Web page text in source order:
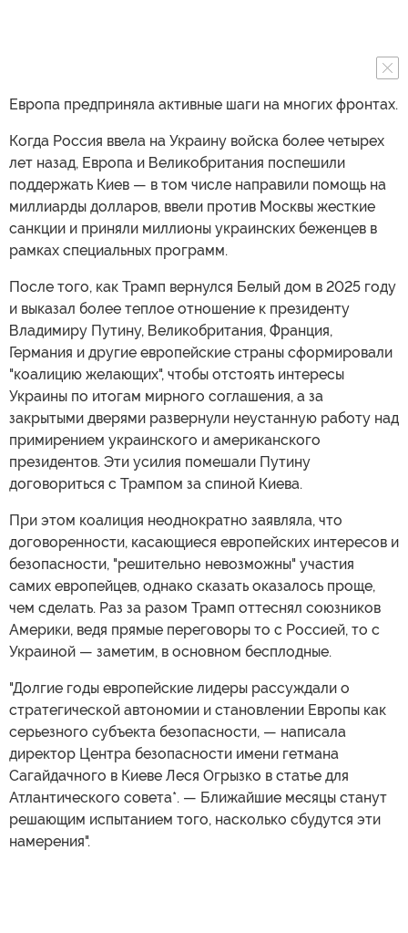
Европа предприняла активные шаги на многих фронтах.
Когда Россия ввела на Украину войска более четырех
лет назад, Европа и Великобритания поспешили
поддержать Киев — в том числе направили помощь на
миллиарды долларов, ввели против Москвы жесткие
санкции и приняли миллионы украинских беженцев в
рамках специальных программ.
После того, как Трамп вернулся Белый дом в 2025 году
и выказал более теплое отношение к президенту
Владимиру Путину, Великобритания, Франция,
Германия и другие европейские страны сформировали
"коалицию желающих", чтобы отстоять интересы
Украины по итогам мирного соглашения, а за
закрытыми дверями развернули неустанную работу над
примирением украинского и американского
президентов. Эти усилия помешали Путину
договориться с Трампом за спиной Киева.
При этом коалиция неоднократно заявляла, что
договоренности, касающиеся европейских интересов и
безопасности, "решительно невозможны" участия
самих европейцев, однако сказать оказалось проще,
чем сделать. Раз за разом Трамп оттеснял союзников
Америки, ведя прямые переговоры то с Россией, то с
Украиной — заметим, в основном бесплодные.
"Долгие годы европейские лидеры рассуждали о
стратегической автономии и становлении Европы как
серьезного субъекта безопасности, — написала
директор Центра безопасности имени гетмана
Сагайдачного в Киеве Леся Огрызко в статье для
Атлантического совета*. — Ближайшие месяцы станут
решающим испытанием того, насколько сбудутся эти
намерения".